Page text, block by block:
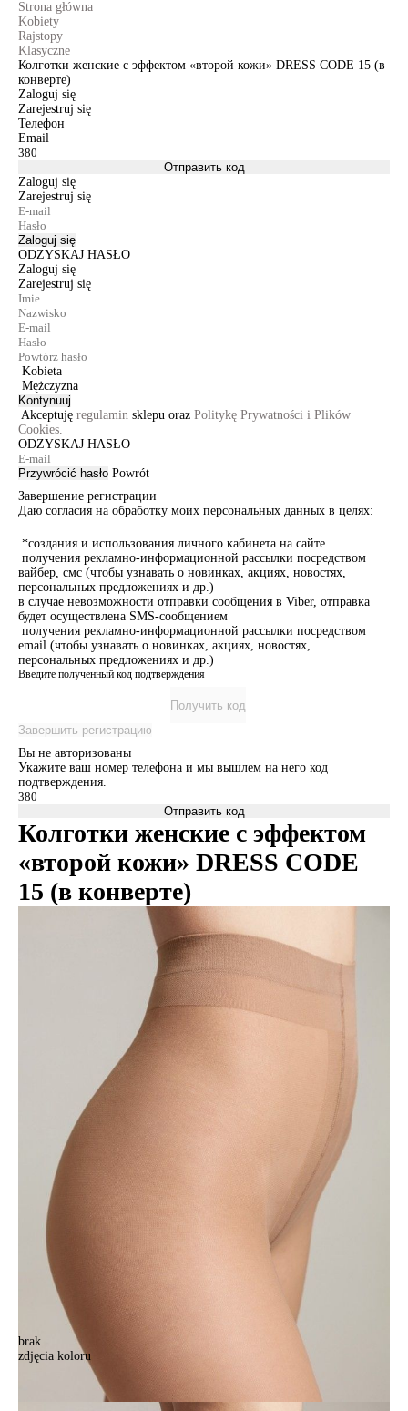
Strona główna
Kobiety
Rajstopy
Klasyczne
Колготки женские с эффектом «второй кожи» DRESS CODE 15 (в
конверте)
Zaloguj się
Zarejestruj się
Телефон
Email
Отправить код
Zaloguj się
Zarejestruj się
Zaloguj się
ODZYSKAJ HASŁO
Zaloguj się
Zarejestruj się
Kobieta
Mężczyzna
Kontynuuj
Akceptuję regulamin sklepu oraz Politykę Prywatności i Plików
Cookies.
ODZYSKAJ HASŁO
Przywrócić hasło Powrót
Завершение регистрации
Даю согласия на обработку моих персональных данных в целях:
*создания и использования личного кабинета на сайте
получения рекламно-информационной рассылки посредством
вайбер, смс (чтобы узнавать о новинках, акциях, новостях,
персональных предложениях и др.)
в случае невозможности отправки сообщения в Viber, отправка
будет осуществлена SMS-сообщением
получения рекламно-информационной рассылки посредством
email (чтобы узнавать о новинках, акциях, новостях,
персональных предложениях и др.)
Введите полученный код подтверждения
Получить код
Завершить регистрацию
Вы не авторизованы
Укажите ваш номер телефона и мы вышлем на него код
подтверждения.
Отправить код
Колготки женские с эффектом
«второй кожи» DRESS CODE
15 (в конверте)
brak
zdjęcia koloru
Колготки женские CE DRESS CODE 15 (конверт),р.2, bronz
Колготки женские CE DRESS CODE 15 (конверт),р.2, bronz